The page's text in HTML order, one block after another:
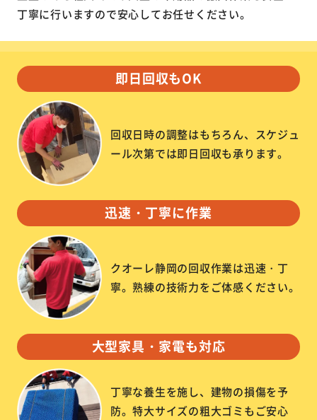
丁寧に行いますので安心してお任せください。
即日回収もOK
回収日時の調整はもちろん、スケジュ
ール次第では即日回収も承ります。
迅速・丁寧に作業
クオーレ静岡の回収作業は迅速・丁
寧。熟練の技術力をご体感ください。
大型家具・家電も対応
丁寧な養生を施し、建物の損傷を予
防。特大サイズの粗大ゴミもご安心